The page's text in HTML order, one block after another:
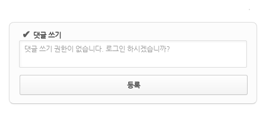
✔ 댓글 쓰기
댓글 쓰기 권한이 없습니다. 로그인 하시겠습니까?